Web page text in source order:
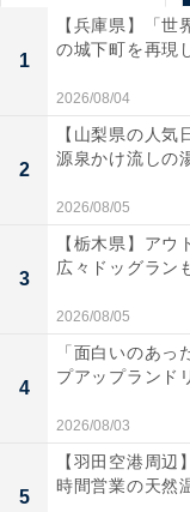
1
【兵庫県】「
の城下町を再現
2026/08/04
2
【山梨県の人
源泉かけ流しの
2026/08/05
3
【栃木県】ア
広々ドッグラン
2026/08/05
4
「面白いのあ
プアップランド
2026/08/03
5
【羽田空港周
時間営業の天然